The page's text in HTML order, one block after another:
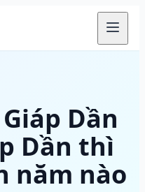
Dần
Dần thì
năm nào